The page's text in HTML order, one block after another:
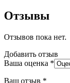
Отзывы
Отзывов пока нет.
Добавить отзыв
Ваша оценка *
Ваш отзыв *